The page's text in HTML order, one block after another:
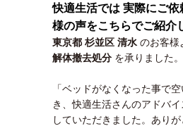
快適生活では 実際にご
様の声をこちらでご紹介
東京都 杉並区 清水 のお客様
解体撤去処分 を承りました。
「ベッドがなくなった事で
き、快適生活さんのアドバ
していただきました。あり